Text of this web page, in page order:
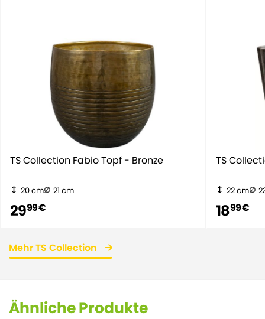
TS Collection Fabio Topf - Bronze
20 cm 21 cm
2999 €
TS
22 cm
1899 €
Mehr TS Collection
Ähnliche Produkte